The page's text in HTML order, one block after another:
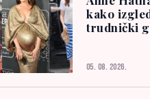
kako
trudnički
05. 08. 2026.